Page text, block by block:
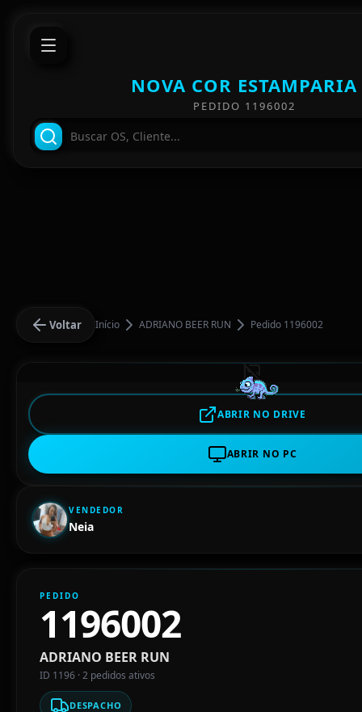
NOVA COR ESTAMPARIA
PEDIDO 1196002
Voltar Início ADRIANO BEER RUN Pedido 1196002
ABRIR NO DRIVE
ABRIR NO PC
VENDEDOR
Neia
PEDIDO
1196002
ADRIANO BEER RUN
ID 1196 · 2 pedidos ativos
DESPACHO